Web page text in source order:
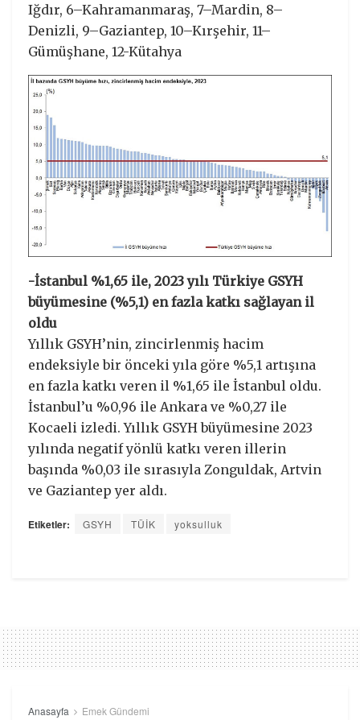
Iğdır, 6–Kahramanmaraş, 7–Mardin, 8–
Denizli, 9–Gaziantep, 10–Kırşehir, 11–
Gümüşhane, 12-Kütahya
-İstanbul %1,65 ile, 2023 yılı Türkiye GSYH
büyümesine (%5,1) en fazla katkı sağlayan il
oldu
Yıllık GSYH’nin, zincirlenmiş hacim
endeksiyle bir önceki yıla göre %5,1 artışına
en fazla katkı veren il %1,65 ile İstanbul oldu.
İstanbul’u %0,96 ile Ankara ve %0,27 ile
Kocaeli izledi. Yıllık GSYH büyümesine 2023
yılında negatif yönlü katkı veren illerin
başında %0,03 ile sırasıyla Zonguldak, Artvin
ve Gaziantep yer aldı.
Etiketler: GSYH TÜİK yoksulluk
Anasayfa Emek Gündemi